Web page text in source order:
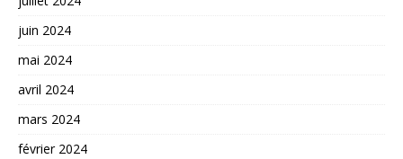
juin 2024
mai 2024
avril 2024
mars 2024
février 2024